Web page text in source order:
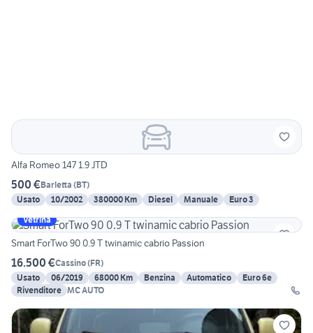
Alfa Romeo 147 1.9 JTD
500 €Barletta (BT)
Usato
10/2002 380000 Km Diesel Manuale
Euro 3
Vetrina
Smart ForTwo 90 0.9 T twinamic cabrio Passion
16.500 €Cassino(FR)
Usato
06/2019 68000 Km Benzina Automatico
Euro 6e
Rivenditore MC AUTO